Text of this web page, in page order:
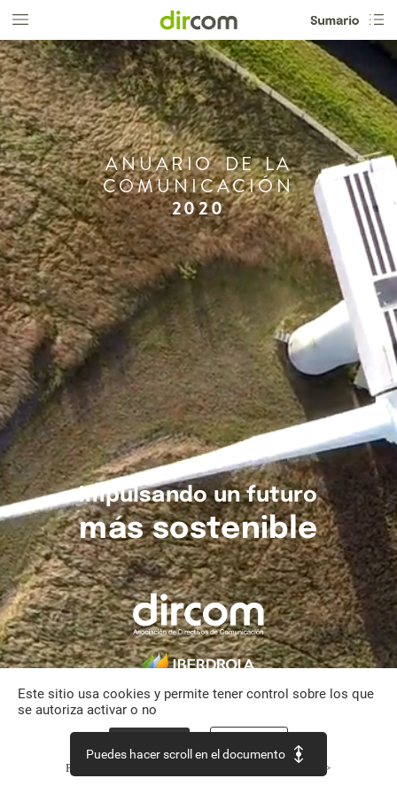
ANUARIO DE LA
COMUNICACIÓN
2020
Impulsando un futuro
más sostenible
Este sitio usa cookies y permite tener control sobre los que
se autoriza activar o no
Política de confidencialidad Continuar sin aceptar >
Puedes hacer scroll en el documento